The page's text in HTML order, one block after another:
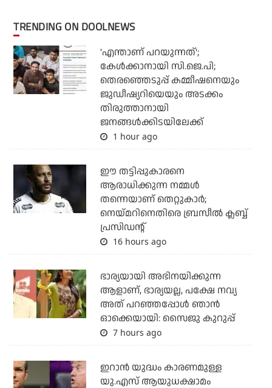
TRENDING ON DOOLNEWS
'എന്താണ് പറയുന്നത്';
കേള്‍ക്കാനായി സി.ജെ.പി;
തെരഞ്ഞെടുപ്പ് കമ്മീഷനെയും
ജുഡീഷ്യറിയെയും അടക്കം
തിരുത്താനായി
ജനങ്ങള്‍ക്കിടയിലേക്ക്
1 hour ago
ഈ തട്ടിപ്പുകാരനെ
ആരാധിക്കുന്ന നമ്മള്‍
തന്നെയാണ് തെറ്റുകാര്‍;
നെയ്മറിനെതിരെ ബ്രസീല്‍ ക്ലബ്ബ്
പ്രസിഡന്റ്
16 hours ago
ഭാര്യയായി അഭിനയിക്കുന്ന
ആളാണ്, ഭാര്യയല്ല, പക്ഷേ നവ്യ
അത് പറഞ്ഞപ്പോള്‍ ഞാന്‍
ഓക്കെയായി: സൈജു കുറുപ്പ്
7 hours ago
ഇറാന്‍ യുദ്ധം കാരണമുള്ള
യു.എസ് ആയുധക്ഷാമം